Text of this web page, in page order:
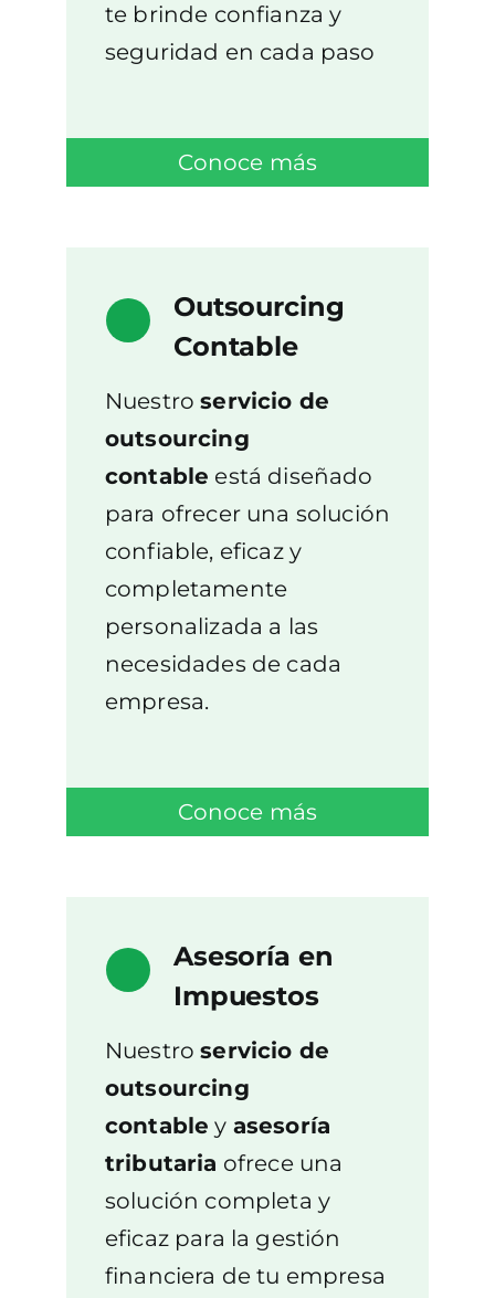
te brinde confianza y
seguridad en cada paso
Conoce más
Outsourcing
Contable
Nuestroservicio de
outsourcing
contable está diseñado
para ofrecer una solución
confiable, eficaz y
completamente
personalizada a las
necesidades de cada
empresa.
Conoce más
Asesoría en
Impuestos
Nuestroservicio de
outsourcing
contable y asesoría
tributaria ofrece una
solución completa y
eficaz para la gestión
financiera de tu empresa